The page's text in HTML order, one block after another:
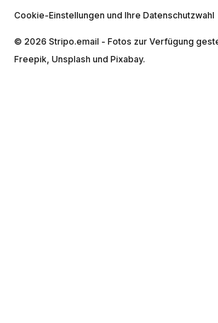
Cookie-Einstellungen und Ihre Datenschutzwahl
© 2026 Stripо.email - Fotos zur Verfügung
Freepik, Unsplash und Pixabay.